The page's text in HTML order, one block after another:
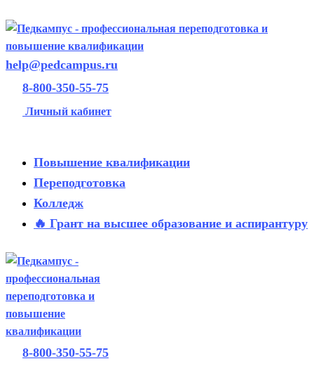
help@pedcampus.ru
8-800-350-55-75
Личный кабинет
Повышение квалификации
Переподготовка
Колледж
🔥 Грант на высшее образование и аспирантуру
8-800-350-55-75